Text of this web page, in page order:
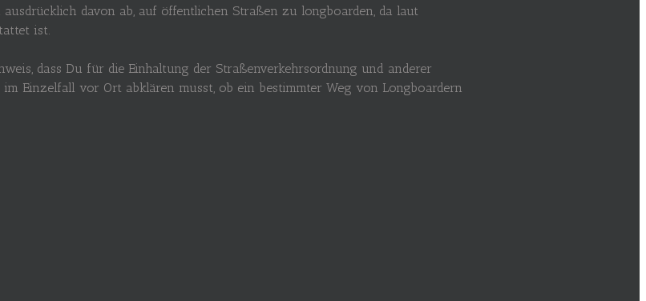
davon ab, auf öffentlichen Straßen zu longboarden, da laut
ist.
dass Du für die Einhaltung der Straßenverkehrsordnung und anderer
Einzelfall vor Ort abklären musst, ob ein bestimmter Weg von Longboardern